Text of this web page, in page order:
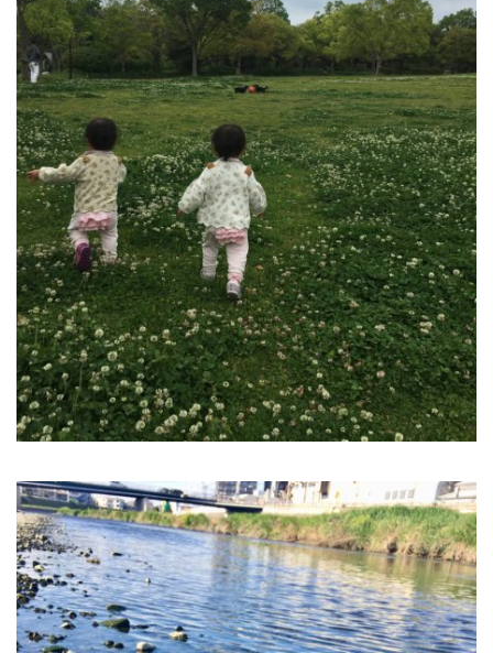
2023年6月
2023年5月
2023年4月
2023年3月
2023年2月
2023年1月
2022年12月
2022年11月
2022年10月
2022年9月
2022年8月
2022年7月
2022年6月
2022年5月
2022年4月
2022年2月
2022年1月
2021年11月
2021年10月
2021年9月
2021年8月
2021年7月
2021年6月
2021年5月